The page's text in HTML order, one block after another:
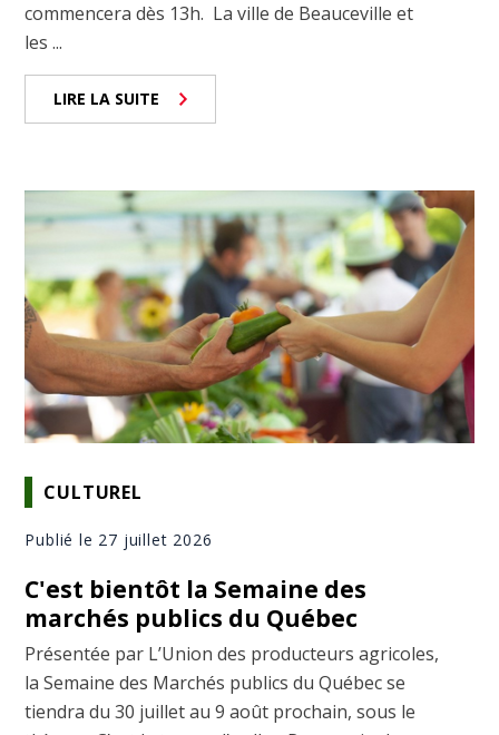
commencera dès 13h. La ville de Beauceville et
les ...
LIRE LA SUITE
CULTUREL
Publié le 27 juillet 2026
C'est bientôt la Semaine des
marchés publics du Québec
Présentée par L’Union des producteurs agricoles,
la Semaine des Marchés publics du Québec se
tiendra du 30 juillet au 9 août prochain, sous le